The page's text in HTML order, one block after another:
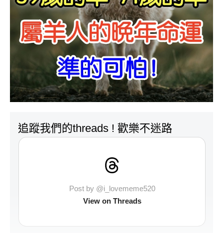
追蹤我們的threads ! 歡樂不迷路
Post by @i_lovememe520
View on Threads